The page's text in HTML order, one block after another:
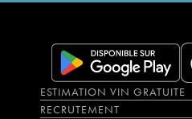
ESTIMATION VIN GRATUITE
RECRUTEMENT